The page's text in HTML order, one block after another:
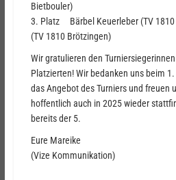
Bietbouler)
3. Platz Bärbel Keuerleber (TV 1810
(TV 1810 Brötzingen)
Wir gratulieren den
Platzierten! Wir bedanken uns beim
das Angebot des Turniers und freuen
hoffentlich auch in 2025 wieder
bereits der 5.
Eure Mareike
(Vize Kommunikation)